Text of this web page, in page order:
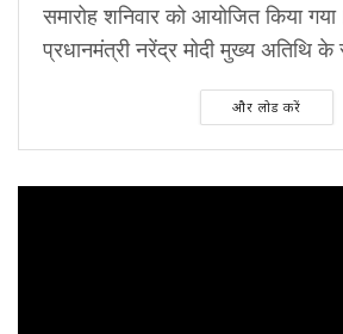
समारोह शनिवार को आयोजित किया
प्रधानमंत्री नरेंद्र मोदी मुख्य अतिथि
और लोड करें